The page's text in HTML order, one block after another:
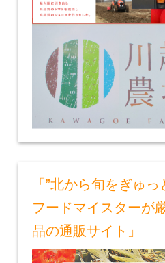
「”北から旬をぎゅ
フードマイスターが
品の通販サイト」